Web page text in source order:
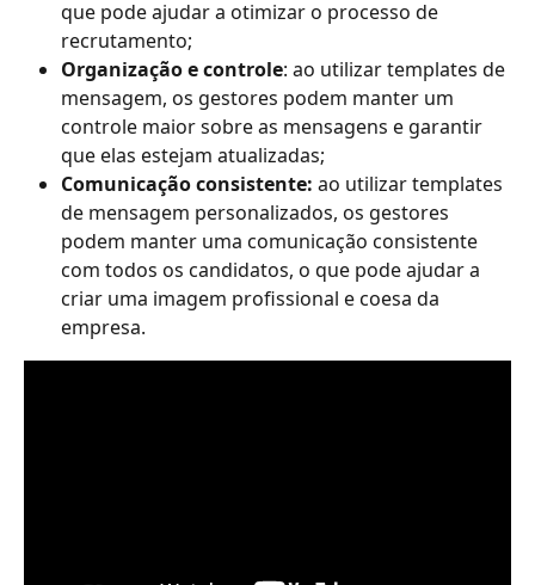
que pode ajudar a otimizar o processo de
recrutamento;
Organização e controle: ao utilizar templates de
mensagem, os gestores podem manter um
controle maior sobre as mensagens e garantir
que elas estejam atualizadas;
Comunicação consistente: ao utilizar templates
de mensagem personalizados, os gestores
podem manter uma comunicação consistente
com todos os candidatos, o que pode ajudar a
criar uma imagem profissional e coesa da
empresa.